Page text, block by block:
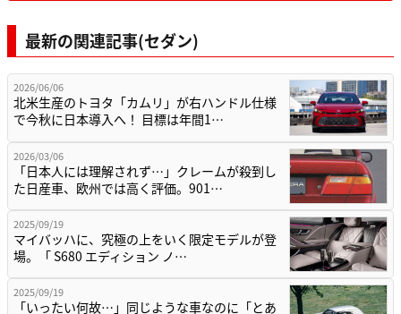
最新の関連記事(セダン)
2026/06/06
北米生産のトヨタ「カムリ」が右ハンドル仕様
で今秋に日本導入へ！ 目標は年間1…
2026/03/06
「日本人には理解されず…」クレームが殺到し
た日産車、欧州では高く評価。901…
2025/09/19
マイバッハに、究極の上をいく限定モデルが登
場。「 S680 エディション ノ…
2025/09/19
「いったい何故…」同じような車なのに「とあ